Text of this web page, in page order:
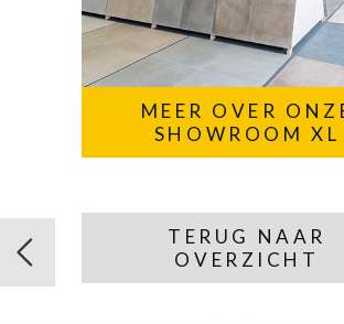
MEER OVER
SHOWROOM XL
TERUG NAAR
OVERZICHT